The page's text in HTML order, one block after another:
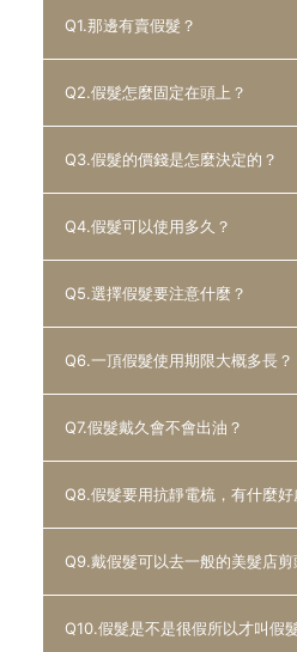
Q1.那邊有賣假髮？
A : 假髮一般分為局部式的髮片，
髮片的部份有許多藥妝店、美妝
可以選購一些機器製的假髮片。
而科技假髮是採用量身訂製，可
屋獨家發售，款式還可依使用者
髮際線和完成後梳髮型。
最主要是依據使用者的使用情形
若是只是想找造型假髮或是
可以找到，若是想製作義髮則建
詢。
Q2.假髮怎麼固定在頭上？
A : 主要是根據使用者掉髮狀況來
狀況可以增加不同數量之夾扣或
編綁式：將假髮以根數編結在自
及密度，會根據自髮變長後慢慢
編綁，使用條件為自髮需有一定長
黏貼式：使用膠片於落髮部位進
或落髮面積稍大使用者使用。
膠片屬於耗材需進行購買，再取
以保持底網清潔。
包覆式：像是配戴髮帽般包覆頭
大小及根據頭圍來決定鬆緊，多
稀少的使用者使用。
Q3.假髮的價錢是怎麼決定的？
A : 一般根據假髮髮材的材質(真
底網、機器製底網等)來決定價格。
據使用者落髮面積來進行估價決
Q4.假髮可以使用多久？
A : 假髮使用期限視製造材質、使
及清洗得宜，可以延長使用期限
據使用習慣來聽取相關知識。
Q5.選擇假髮要注意什麼？
A : 注意七大項重點：
自然度：使用時從外觀看是否自
舒適度：配戴時是否會覺得不適
生，鬆緊度和固定方式是否可以
使用期：這一款假髮可以使用多
久保養一次，售後服務有那些。
價位：購買的價格是否可以接受
Q6.一頂假髮使用期限大概多長？
A : 會依照使用者的使用習慣及假
一般真髮製成的假髮若保養得宜
所不同。
Q7.假髮戴久會不會出油？
A : 頭皮平常即會分泌油脂、出汗
情況、天生體質而改變分泌量。
真髮一樣，受到油脂分泌影響而
Q8.假髮要用抗靜電梳，有什麼好
A : 抗靜電梳為非金屬材質製作的
糾結狀況。
Q9.戴假髮可以去一般的美髮店剪
A : 一般的美髮店多為替客人修剪
Q10.假髮是不是很假所以才叫假